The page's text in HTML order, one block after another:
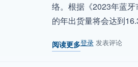
络。根据《2023年蓝
的年出货量将会达到
阅读更多
关于 蓝牙mesh技术持续赋
登录发表评论